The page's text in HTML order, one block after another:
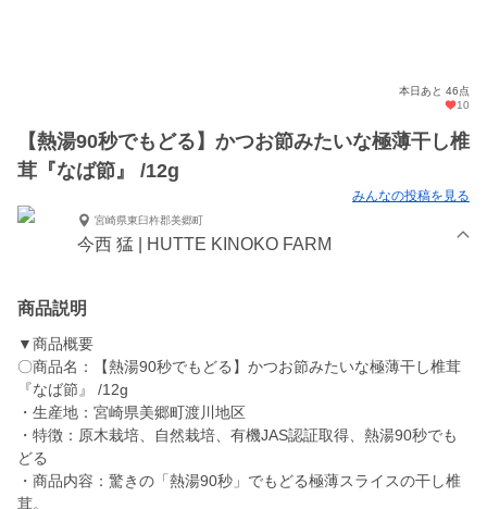
本日あと 46点
10
【熱湯90秒でもどる】かつお節みたいな極薄干し椎
茸『なば節』 /12g
みんなの投稿を見る
宮崎県東臼杵郡美郷町
今西 猛 | HUTTE KINOKO FARM
商品説明
▼商品概要
〇商品名：【熱湯90秒でもどる】かつお節みたいな極薄干し椎茸
『なば節』 /12g
・生産地：宮崎県美郷町渡川地区
・特徴：原木栽培、自然栽培、有機JAS認証取得、熱湯90秒でも
どる
・商品内容：驚きの「熱湯90秒」でもどる極薄スライスの干し椎
茸。